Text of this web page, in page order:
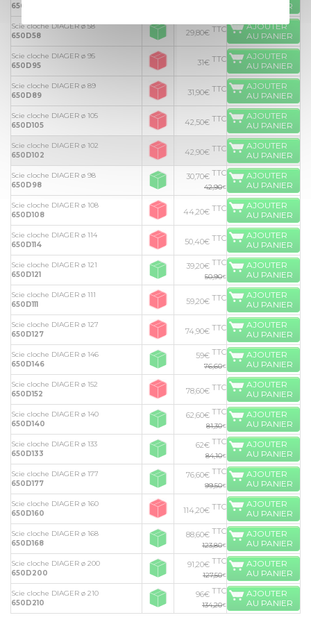
650D54
AU PANIER
Scie cloche DIAGER ø 58
650D58
29,80€ TTC
AJOUTER
AU PANIER
Scie cloche DIAGER ø 95
650D95
31€ TTC
AJOUTER
AU PANIER
Scie cloche DIAGER ø 89
650D89
31,90€ TTC
AJOUTER
AU PANIER
Scie cloche DIAGER ø 105
650D105
42,50€ TTC
AJOUTER
AU PANIER
Scie cloche DIAGER ø 102
650D102
42,90€ TTC
AJOUTER
AU PANIER
Scie cloche DIAGER ø 98
650D98
30,70€ TTC
42,90€
AJOUTER
AU PANIER
Scie cloche DIAGER ø 108
650D108
44,20€ TTC
AJOUTER
AU PANIER
Scie cloche DIAGER ø 114
650D114
50,40€ TTC
AJOUTER
AU PANIER
Scie cloche DIAGER ø 121
650D121
39,20€ TTC
50,90€
AJOUTER
AU PANIER
Scie cloche DIAGER ø 111
650D111
59,20€ TTC
AJOUTER
AU PANIER
Scie cloche DIAGER ø 127
650D127
74,90€ TTC
AJOUTER
AU PANIER
Scie cloche DIAGER ø 146
650D146
59€ TTC
76,60€
AJOUTER
AU PANIER
Scie cloche DIAGER ø 152
650D152
78,60€ TTC
AJOUTER
AU PANIER
Scie cloche DIAGER ø 140
650D140
62,60€ TTC
81,30€
AJOUTER
AU PANIER
Scie cloche DIAGER ø 133
650D133
62€ TTC
84,10€
AJOUTER
AU PANIER
Scie cloche DIAGER ø 177
650D177
76,60€ TTC
99,50€
AJOUTER
AU PANIER
Scie cloche DIAGER ø 160
650D160
114,20€ TTC
AJOUTER
AU PANIER
Scie cloche DIAGER ø 168
650D168
88,60€ TTC
123,80€
AJOUTER
AU PANIER
Scie cloche DIAGER ø 200
650D200
91,20€ TTC
127,50€
AJOUTER
AU PANIER
Scie cloche DIAGER ø 210
650D210
96€ TTC
134,20€
AJOUTER
AU PANIER